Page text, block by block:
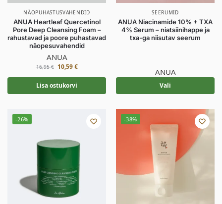
NÄOPUHASTUSVAHENDID
ANUA Heartleaf Quercetinol
Pore Deep Cleansing Foam –
rahustavad ja poore puhastavad
näopesuvahendid
ANUA
16,95€ 10,59€
Lisa ostukorvi
SEERUMID
ANUA Niacinamide 10% + TXA
4% Serum – niatsiinihappe ja
txa-ga niisutav seerum
ANUA
Vali
-26% -38%